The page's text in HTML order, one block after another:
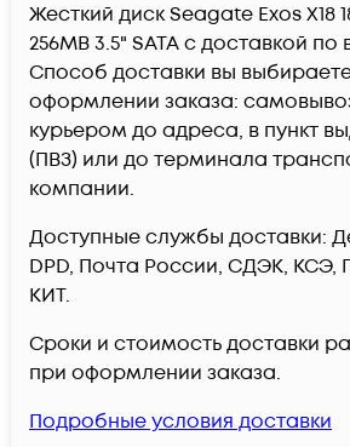
Жесткий диск Seagate Exos X18
256MB 3.5" SATA c доставкой
Способ доставки вы
оформлении заказа:
курьером до адреса, в пункт
(ПВЗ) или до терминала
компании.
Доступные службы доставки:
DPD, Почта России, СДЭК, КСЭ,
КИТ.
Сроки и стоимость доставки
при оформлении заказа.
Подробные условия доставки